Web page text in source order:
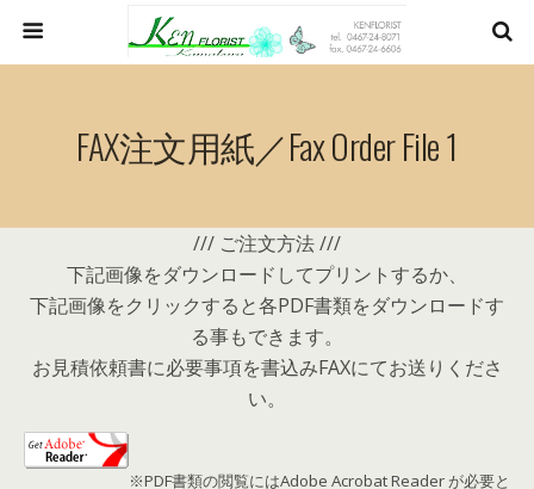
FAX注文用紙／Fax Order File 1
/// ご注文方法 ///
下記画像をダウンロードしてプリントするか、
下記画像をクリックすると各PDF書類をダウンロードす
る事もできます。
お見積依頼書に必要事項を書込みFAXにてお送りくださ
い。
※PDF書類の閲覧にはAdobe Acrobat Reader が必要と